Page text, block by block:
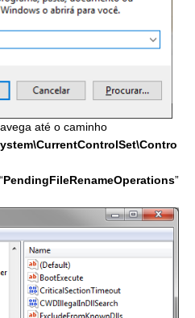
até o caminho
PendingFileRenameOperations”